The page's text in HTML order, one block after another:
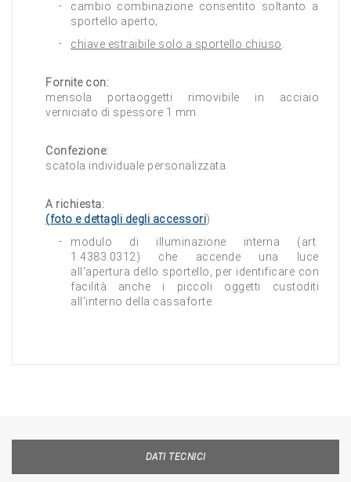
cambio combinazione consentito soltanto a
sportello aperto;
chiave estraibile solo a sportello chiuso
Fornite con:
mensola portaoggetti rimovibile in acciaio
verniciato di spessore 1 mm.
Confezione:
scatola individuale personalizzata.
A richiesta:
(foto e dettagli degli accessori)
modulo di illuminazione interna (art.
1.4383.0312) che accende una luce
all'apertura dello sportello, per identificare con
facilità anche i piccoli oggetti custoditi
all'interno della cassaforte.
DATI TECNICI